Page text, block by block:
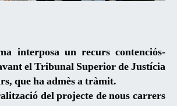
interposa un recurs contenciós-
el Tribunal Superior de Justícia
que ha admès a tràmit.
del projecte de nous carrers